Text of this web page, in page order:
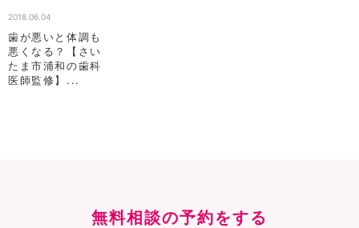
2018.06.04
歯が悪いと体調も
悪くなる？【さい
たま市浦和の歯科
医師監修】...
無料相談の予約をする